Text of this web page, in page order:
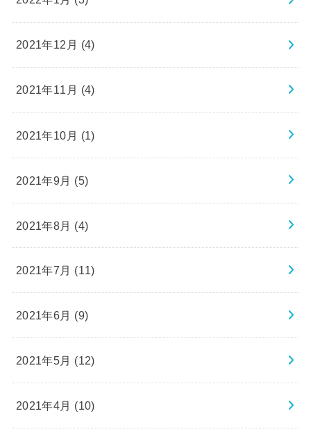
2021年12月 (4)
2021年11月 (4)
2021年10月 (1)
2021年9月 (5)
2021年8月 (4)
2021年7月 (11)
2021年6月 (9)
2021年5月 (12)
2021年4月 (10)